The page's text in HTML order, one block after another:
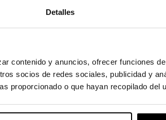
Detalles
contenido y anuncios, ofrecer funciones
socios de redes sociales, publicidad y
proporcionado o que hayan recopilado del